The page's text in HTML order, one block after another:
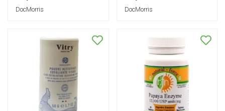
DocMorris DocMorris